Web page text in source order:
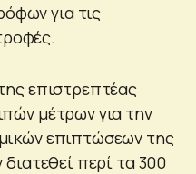
για τις
επιστρεπτέας
μέτρων για την
επιπτώσεων της
διατεθεί περί τα 300